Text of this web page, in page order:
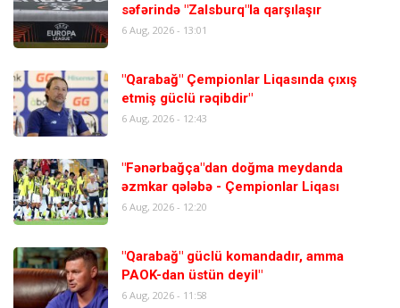
səfərində "Zalsburq"la qarşılaşır
6 Aug, 2026 - 13:01
"Qarabağ" Çempionlar Liqasında çıxış
etmiş güclü rəqibdir"
6 Aug, 2026 - 12:43
"Fənərbağça"dan doğma meydanda
əzmkar qələbə - Çempionlar Liqası
6 Aug, 2026 - 12:20
"Qarabağ" güclü komandadır, amma
PAOK-dan üstün deyil"
6 Aug, 2026 - 11:58